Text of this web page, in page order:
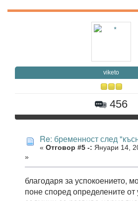
viketo
456
Re: бременност след
« Отговор #5 -: Януари 14,
»
благодаря за успокоението,
поне според определените от